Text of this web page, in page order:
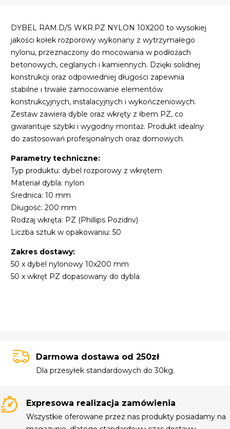
DYBEL RAM.D/S WKR.PZ NYLON 10X200 to wysokiej
jakości kołek rozporowy wykonany z wytrzymałego
nylonu, przeznaczony do mocowania w podłożach
betonowych, ceglanych i kamiennych. Dzięki solidnej
konstrukcji oraz odpowiedniej długości zapewnia
stabilne i trwałe zamocowanie elementów
konstrukcyjnych, instalacyjnych i wykończeniowych.
Zestaw zawiera dyble oraz wkręty z łbem PZ, co
gwarantuje szybki i wygodny montaż. Produkt idealny
do zastosowań profesjonalnych oraz domowych.
Parametry techniczne:
Typ produktu: dybel rozporowy z wkrętem
Materiał dybla: nylon
Średnica: 10 mm
Długość: 200 mm
Rodzaj wkręta: PZ (Phillips Pozidriv)
Liczba sztuk w opakowaniu: 50
Zakres dostawy:
50 x dybel nylonowy 10x200 mm
50 x wkręt PZ dopasowany do dybla
Darmowa dostawa od 250zł
Dla przesyłek standardowych do 30kg.
Expresowa realizacja zamówienia
Wszystkie oferowane przez nas produkty posiadamy na